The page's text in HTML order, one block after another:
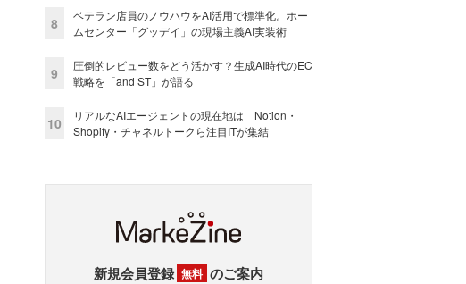
8
ベテラン店員のノウハウをAI活用で標準化。ホー
ムセンター「グッデイ」の現場主義AI実装術
9
圧倒的レビュー数をどう活かす？生成AI時代のEC
戦略を「and ST」が語る
10
リアルなAIエージェントの現在地は Notion・
Shopify・チャネルトークら注目ITが集結
新規会員登録 無料 のご案内